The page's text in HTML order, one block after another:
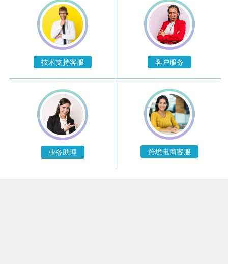
技术支持客服 客户服务
业务助理 跨境电商客服